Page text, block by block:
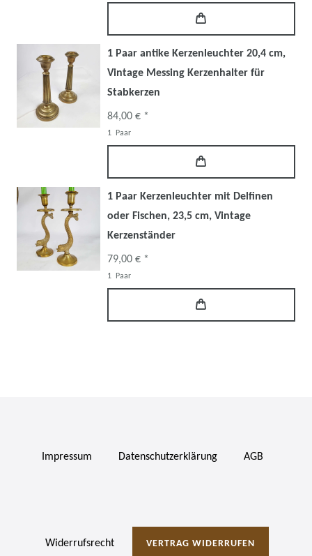
1 Paar antike Kerzenleuchter 20,4 cm,
Vintage Messing Kerzenhalter für
Stabkerzen
84,00 € *
1 Paar
1 Paar Kerzenleuchter mit Delfinen
oder Fischen, 23,5 cm, Vintage
Kerzenständer
79,00 € *
1 Paar
Impressum Daten­schutz­erklärung AGB
Widerrufs­recht VERTRAG WIDERRUFEN